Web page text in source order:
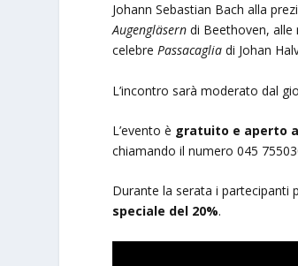
Johann Sebastian Bach alla
Augengläsern di Beethoven, alle
celebrePassacaglia di Johan
L’incontro sarà moderato dal
L’evento è gratuito e aperto
chiamando il numero 045
Durante la serata i partecipanti
speciale del 20%.